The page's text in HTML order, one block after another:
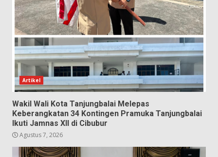
Artikel
Wakil Wali Kota Tanjungbalai Melepas
Keberangkatan 34 Kontingen Pramuka Tanjungbalai
Ikuti Jamnas XII di Cibubur
Agustus 7, 2026